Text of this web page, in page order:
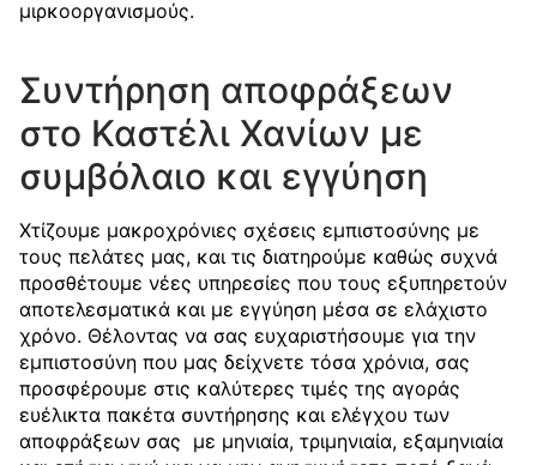
μιρκοοργανισμούς.
Συντήρηση αποφράξεων
στο Καστέλι Χανίων με
συμβόλαιο και εγγύηση
Χτίζουμε μακροχρόνιες σχέσεις εμπιστοσύνης με
τους πελάτες μας, και τις διατηρούμε καθώς συχνά
προσθέτουμε νέες υπηρεσίες που τους εξυπηρετούν
αποτελεσματικά και με εγγύηση μέσα σε ελάχιστο
χρόνο. Θέλοντας να σας ευχαριστήσουμε για την
εμπιστοσύνη που μας δείχνετε τόσα χρόνια, σας
προσφέρουμε στις καλύτερες τιμές της αγοράς
ευέλικτα πακέτα συντήρησης και ελέγχου των
αποφράξεων σας με μηνιαία, τριμηνιαία, εξαμηνιαία